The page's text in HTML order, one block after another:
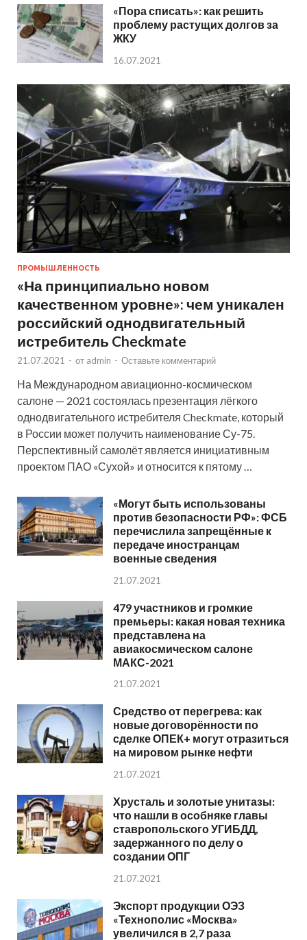
«Пора списать»: как решить
проблему растущих долгов за
ЖКУ
16.07.2021
ПРОМЫШЛЕННОСТЬ
«На принципиально новом
качественном уровне»: чем уникален
российский однодвигательный
истребитель Checkmate
21.07.2021 - от admin - Оставьте комментарий
На Международном авиационно-космическом
салоне — 2021 состоялась презентация лёгкого
однодвигательного истребителя Checkmate, который
в России может получить наименование Су-75.
Перспективный самолёт является инициативным
проектом ПАО «Сухой» и относится к пятому …
«Могут быть использованы
против безопасности РФ»: ФСБ
перечислила запрещённые к
передаче иностранцам
военные сведения
21.07.2021
479 участников и громкие
премьеры: какая новая техника
представлена на
авиакосмическом салоне
МАКС-2021
21.07.2021
Средство от перегрева: как
новые договорённости по
сделке ОПЕК+ могут отразиться
на мировом рынке нефти
21.07.2021
Хрусталь и золотые унитазы:
что нашли в особняке главы
ставропольского УГИБДД,
задержанного по делу о
создании ОПГ
21.07.2021
Экспорт продукции ОЭЗ
«Технополис «Москва»
увеличился в 2,7 раза